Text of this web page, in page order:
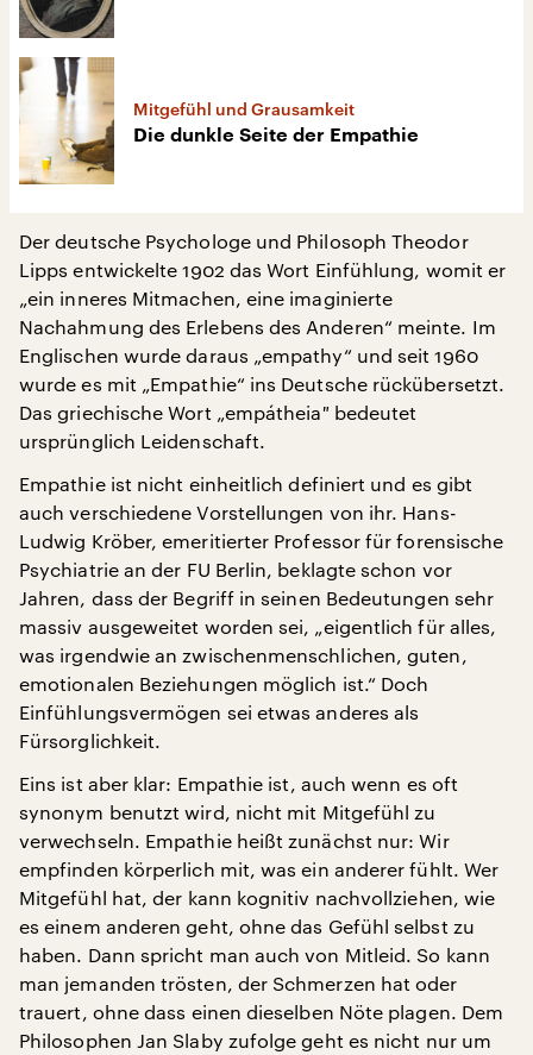
Mitgefühl und Grausamkeit
Die dunkle Seite der Empathie
Der deutsche Psychologe und Philosoph Theodor
Lipps entwickelte 1902 das Wort Einfühlung, womit er
„ein inneres Mitmachen, eine imaginierte
Nachahmung des Erlebens des Anderen“ meinte. Im
Englischen wurde daraus „empathy“ und seit 1960
wurde es mit „Empathie“ ins Deutsche rückübersetzt.
Das griechische Wort „empátheia"bedeutet
ursprünglich Leidenschaft.
Empathie ist nicht einheitlich definiert und es gibt
auch verschiedene Vorstellungen von ihr. Hans-
Ludwig Kröber, emeritierter Professor für forensische
Psychiatrie an der FU Berlin, beklagte schon vor
Jahren, dass der Begriff in seinen Bedeutungen sehr
massiv ausgeweitet worden sei, „eigentlich für alles,
was irgendwie an zwischenmenschlichen, guten,
emotionalen Beziehungen möglich ist.“ Doch
Einfühlungsvermögen sei etwas anderes als
Fürsorglichkeit.
Eins ist aber klar: Empathie ist, auch wenn es oft
synonym benutzt wird, nicht mit Mitgefühl zu
verwechseln. Empathie heißt zunächst nur: Wir
empfinden körperlich mit, was ein anderer fühlt. Wer
Mitgefühl hat, der kann kognitiv nachvollziehen, wie
es einem anderen geht, ohne das Gefühl selbst zu
haben. Dann spricht man auch von Mitleid. So kann
man jemanden trösten, der Schmerzen hat oder
trauert, ohne dass einen dieselben Nöte plagen. Dem
Philosophen Jan Slaby zufolge geht es nicht nur um